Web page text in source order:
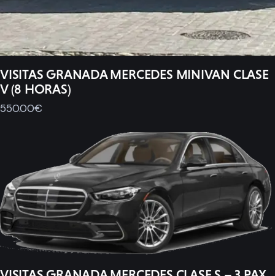
VISITAS GRANADA MERCEDES MINIVAN CLASE
V (8 HORAS)
550.00€